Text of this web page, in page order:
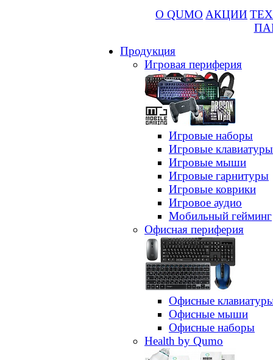
О QUMO АКЦИИ
Продукция
Игровая периферия
Игровые наборы
Игровые клавиатуры
Игровые мыши
Игровые гарнитуры
Игровые коврики
Игровое аудио
Мобильный гейминг
Офисная периферия
Офисные
Офисные мыши
Офисные наборы
Health by Qumo